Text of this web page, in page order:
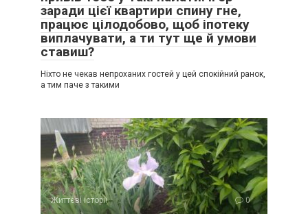
заради цієї квартири спину гне,
працює цілодобово, щоб іпотеку
виплачувати, а ти тут ще й умови
ставиш?
Ніхто не чекав непроханих гостей у цей спокійний ранок,
а тим паче з такими
Життєві історії 0